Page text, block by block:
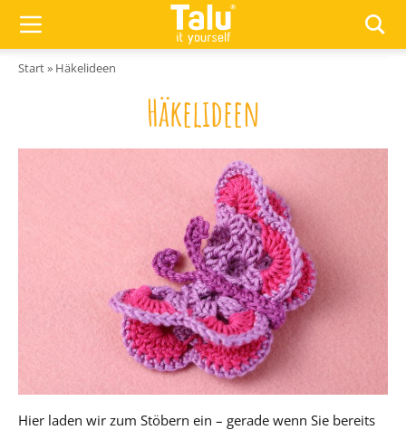
Start» Häkelideen
Häkelideen
Hier laden wir zum Stöbern ein – gerade wenn Sie bereits